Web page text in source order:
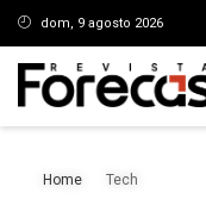
dom, 9 agosto 2026
Home Tech